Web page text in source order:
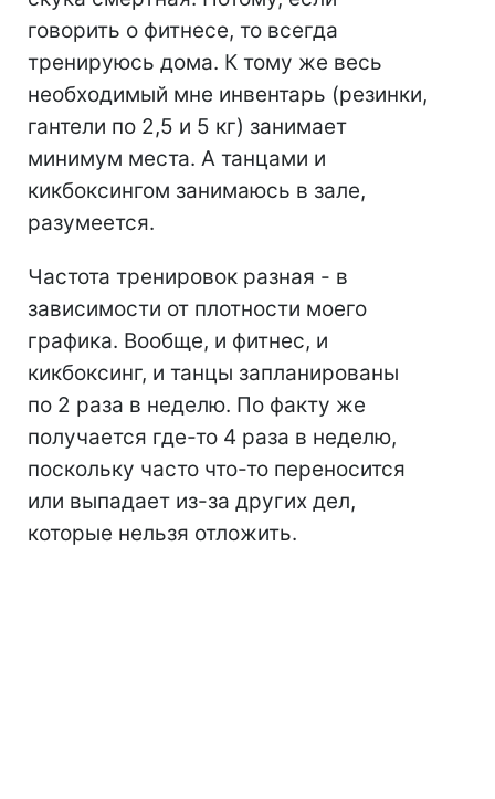
говорить о фитнесе, то всегда
тренируюсь дома. К тому же весь
необходимый мне инвентарь (резинки,
гантели по 2,5 и 5 кг) занимает
минимум места. А танцами и
кикбоксингом занимаюсь в зале,
разумеется.
Частота тренировок разная - в
зависимости от плотности моего
графика. Вообще, и фитнес, и
кикбоксинг, и танцы запланированы
по 2 раза в неделю. По факту же
получается где-то 4 раза в неделю,
поскольку часто что-то переносится
или выпадает из-за других дел,
которые нельзя отложить.